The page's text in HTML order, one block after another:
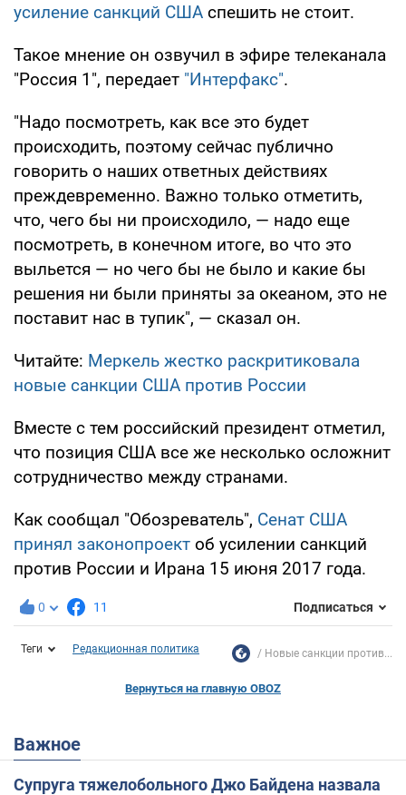
усиление санкций США спешить не стоит.
Такое мнение он озвучил в эфире телеканала
"Россия 1", передает "Интерфакс".
"Надо посмотреть, как все это будет
происходить, поэтому сейчас публично
говорить о наших ответных действиях
преждевременно. Важно только отметить,
что, чего бы ни происходило, — надо еще
посмотреть, в конечном итоге, во что это
выльется — но чего бы не было и какие бы
решения ни были приняты за океаном, это не
поставит нас в тупик", — сказал он.
Читайте: Меркель жестко раскритиковала
новые санкции США против России
Вместе с тем российский президент отметил,
что позиция США все же несколько осложнит
сотрудничество между странами.
Как сообщал "Обозреватель", Сенат США
принял законопроект об усилении санкций
против России и Ирана 15 июня 2017 года.
0 11 Подписаться
Теги Редакционная политика Новые санкции против...
Вернуться на главную OBOZ
Важное
Супруга тяжелобольного Джо Байдена назвала